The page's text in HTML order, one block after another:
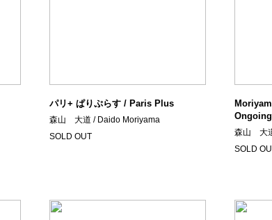
パリ+ ぱりぷらす / Paris Plus
森山 大道 / Daido Moriyama
SOLD OUT
Ongoing
森山 大
SOLD